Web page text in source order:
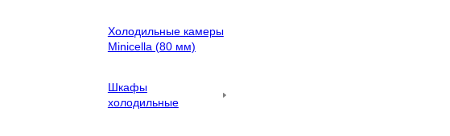
Холодильные камеры
Minicella (80 мм)
Шкафы
холодильные